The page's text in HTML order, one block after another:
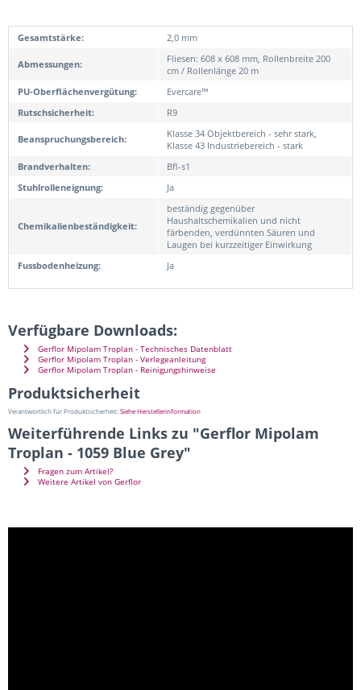
Gesamtstärke: 2,0 mm
Abmessungen:
Fliesen: 608 x 608 mm, Rollenbreite 200
cm / Rollenlänge 20 m
PU-Oberflächenvergütung:
Evercare™
Rutschsicherheit:
R9
Beanspruchungsbereich:
Klasse 34 Objektbereich - sehr stark,
Klasse 43 Industriebereich - stark
Brandverhalten:
Bfl-s1
Stuhlrolleneignung:
Ja
Chemikalienbeständigkeit:
beständig gegenüber
Haushaltschemikalien und nicht
färbenden, verdünnten Säuren und
Laugen bei kurzzeitiger Einwirkung
Fussbodenheizung:
Ja
Verfügbare Downloads:
Gerflor Mipolam Troplan - Technisches Datenblatt
Gerflor Mipolam Troplan - Verlegeanleitung
Gerflor Mipolam Troplan - Reinigungshinweise
Produktsicherheit
Verantwortlich für Produktsicherheit:Siehe Herstellerinformation
Weiterführende Links zu "Gerflor Mipolam
Troplan - 1059 Blue Grey"
Fragen zum Artikel?
Weitere Artikel von Gerflor